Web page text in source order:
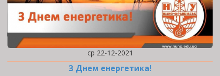
ср 22-12-2021
З Днем енергетика!